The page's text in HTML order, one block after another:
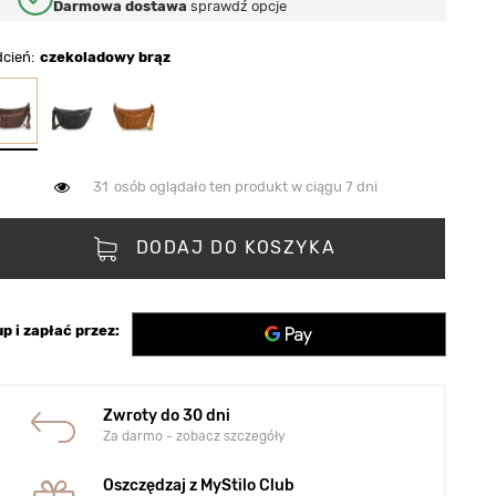
Darmowa dostawa sprawdź opcje
czekoladowy brąz
31 osób oglądało ten produkt w ciągu 7 dni
DODAJ DO KOSZYKA
i zapłać przez:
Zwroty do 30 dni
Za darmo - zobacz szczegóły
Oszczędzaj z MyStilo Club